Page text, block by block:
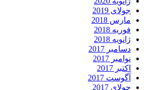
جولای 2019
مارس 2018
فوریه 2018
ژانویه 2018
دسامبر 2017
نوامبر 2017
اکتبر 2017
آگوست 2017
جولای 2017